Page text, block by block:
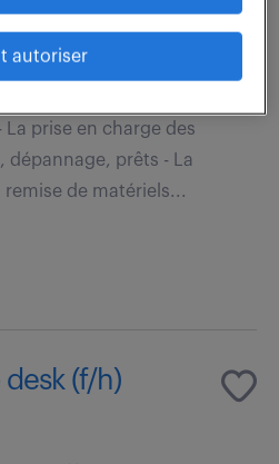
intérim
4 mois
prise en charge des
dépannage, prêts - La
de matériels...
(f/h)
autoriser